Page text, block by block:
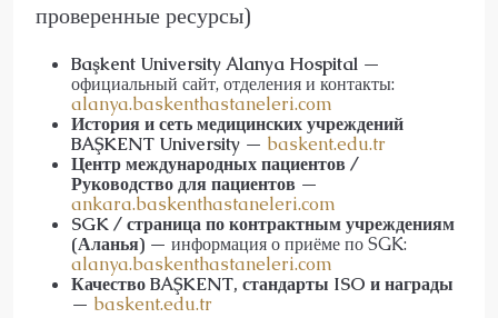
проверенные ресурсы)
Başkent University Alanya Hospital —
официальный сайт, отделения и контакты:
alanya.baskenthastaneleri.com
История и сеть медицинских учреждений
BAŞKENT University — baskent.edu.tr
Центр международных пациентов /
Руководство для пациентов —
ankara.baskenthastaneleri.com
SGK / страница по контрактным учреждениям
(Аланья) — информация о приёме по SGK:
alanya.baskenthastaneleri.com
Качество BAŞKENT, стандарты ISO и награды
— baskent.edu.tr